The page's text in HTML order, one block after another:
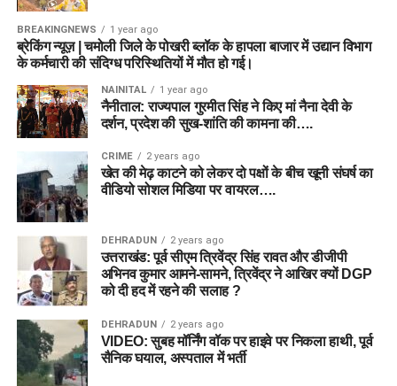
BREAKINGNEWS 1 year ago
ब्रेकिंग न्यूज़ | चमोली जिले के पोखरी ब्लॉक के हापला बाजार में उद्यान विभाग
के कर्मचारी की संदिग्ध परिस्थितियों में मौत हो गई।
NAINITAL 1 year ago
नैनीताल: राज्यपाल गुरमीत सिंह ने किए मां नैना देवी के
दर्शन, प्रदेश की सुख-शांति की कामना की….
CRIME 2 years ago
खेत की मेढ़ काटने को लेकर दो पक्षों के बीच खूनी संघर्ष का
वीडियो सोशल मिडिया पर वायरल….
DEHRADUN 2 years ago
उत्तराखंड: पूर्व सीएम त्रिवेंद्र सिंह रावत और डीजीपी
अभिनव कुमार आमने-सामने, त्रिवेंद्र ने आखिर क्यों DGP
को दी हद में रहने की सलाह ?
DEHRADUN 2 years ago
VIDEO: सुबह मॉर्निंग वॉक पर हाइवे पर निकला हाथी, पूर्व
सैनिक घयाल, अस्पताल में भर्ती